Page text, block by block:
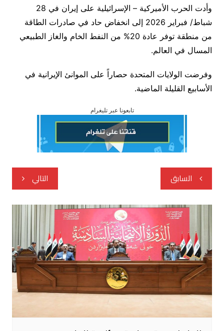
وأدت الحرب الأميركية – الإسرائيلية على إيران في 28
شباط/ فبراير 2026 إلى انخفاض حاد في صادرات الطاقة
من منطقة توفر عادة 20% من النفط الخام والغاز الطبيعي
المسال في العالم.
وفرضت الولايات المتحدة حصاراً على الموانئ الإيرانية في
الأسابيع القليلة الماضية.
تابعونا عبر تليغرام
تصفّح
المقالات
السابق التالي